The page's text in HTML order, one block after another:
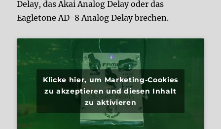
Delay, das Akai Analog Delay oder das
Eagletone AD-8 Analog Delay brechen.
Klicke hier, um Marketing-Cookies
zu akzeptieren und diesen Inhalt
zu aktivieren